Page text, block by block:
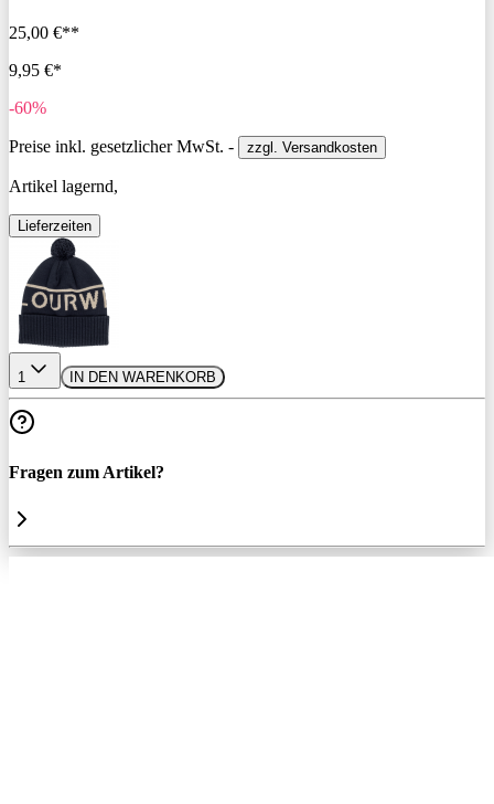
25,00 €**
9,95 €*
-60%
Preise inkl. gesetzlicher MwSt. - zzgl. Versandkosten
Artikel lagernd,
Lieferzeiten
1 IN DEN WARENKORB
Fragen zum Artikel?